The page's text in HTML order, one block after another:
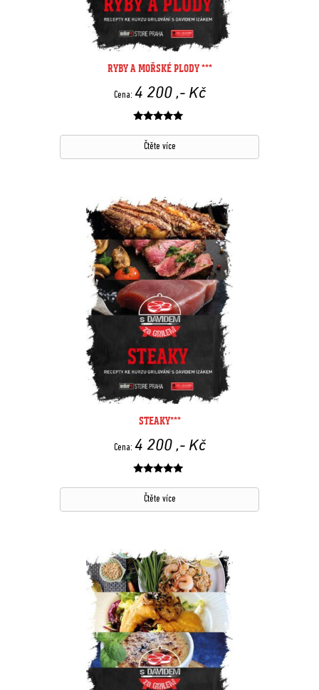
RYBY A MOŘSKÉ PLODY ***
Cena: 4 200 ,- Kč
Čtěte více
STEAKY***
Cena: 4 200 ,- Kč
Čtěte více